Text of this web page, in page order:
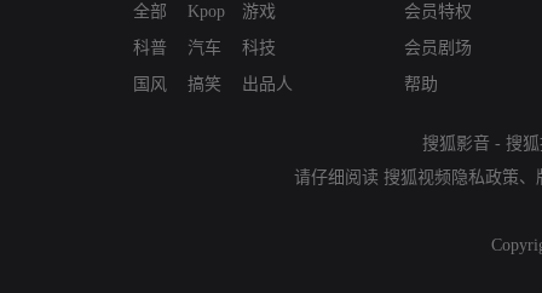
全部
科普
国风
Kpop
汽车
搞笑
游戏
科技
出品人
会员特权
会员剧场
帮助
搜狐影音 - 搜
请仔细阅读 搜狐视频隐私政策、